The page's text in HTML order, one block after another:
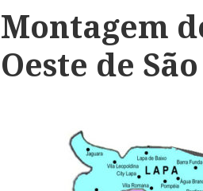
Montagem
Oeste de